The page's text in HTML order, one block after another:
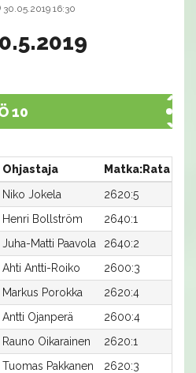
30.05.2019 16:30
10
Ohjastaja Matka:Rata
Niko Jokela 2620:5
Henri Bollström 2640:1
Juha-Matti Paavola 2640:2
Ahti Antti-Roiko 2600:3
Markus Porokka 2620:4
Antti Ojanperä 2600:4
Rauno Oikarainen 2620:1
Tuomas Pakkanen 2620:3